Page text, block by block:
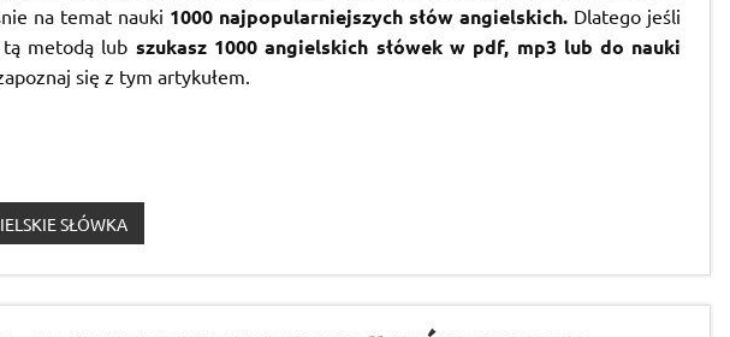
na temat nauki 1000 najpopularniejszych słów angielskich. Dlatego jeśli
tą metodą lub szukasz 1000 angielskich słówek w pdf, mp3 lub do nauki
się z tym artykułem.
SŁÓWKA